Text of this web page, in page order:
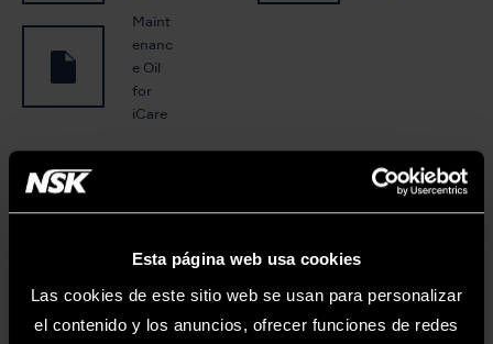
Esta página web usa cookies
Las cookies de este sitio web se usan para personalizar
el contenido y los anuncios, ofrecer funciones de redes
Maint
enanc
e Oil
for
iCare
varios idiomas.
NSK LIBRARY